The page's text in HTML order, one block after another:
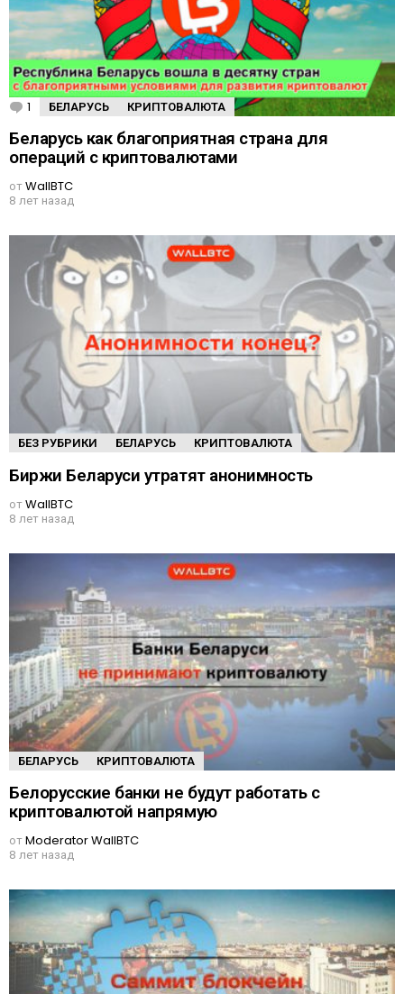
1
м
м
е
т
а
БЕЛАРУСЬ КРИПТОВАЛЮТА
Беларусь как благоприятная страна для
операций с криптовалютами
отWallBTC
8 лет назад
БЕЗ РУБРИКИ БЕЛАРУСЬ КРИПТОВАЛЮТА
Биржи Беларуси утратят анонимность
отWallBTC
8 лет назад
БЕЛАРУСЬ КРИПТОВАЛЮТА
Белорусские банки не будут работать с
криптовалютой напрямую
отModerator WallBTC
8 лет назад